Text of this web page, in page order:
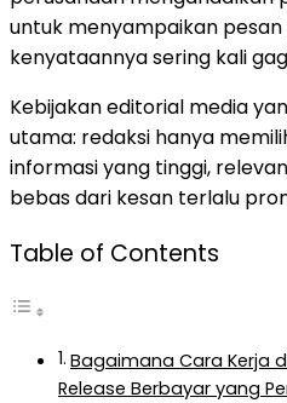
untuk menyampaikan
kenyataannya sering kali
Kebijakan editorial media
utama: redaksi hanya
informasi yang tinggi,
bebas dari kesan terlalu
Table of Contents
Bagaimana Cara Kerja
Release Berbayar yang